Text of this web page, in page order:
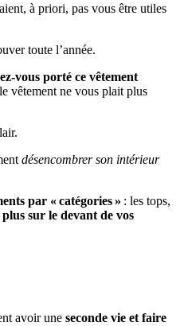
à priori, pas vous être utiles
toute l’année.
vous porté ce vêtement
vêtement ne vous plait plus
désencombrer son intérieur
par « catégories » : les tops,
sur le devant de vos
avoir une seconde vie et faire